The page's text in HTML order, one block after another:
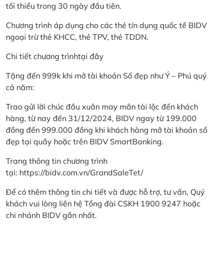
tối thiểu trong 30 ngày đầu tiên.
Chương trình áp dụng cho các thẻ tín dụng quốc tế BIDV
ngoại trừ thẻ KHCC, thẻ TPV, thẻ TDDN.
Chi tiết chương trìnhtại đây
Tặng đến 999k khi mở tài khoản Số đẹp như Ý – Phú quý
cả năm:
Trao gửi lời chúc đầu xuân may mắn tài lộc đến khách
hàng, từ nay đến 31/12/2024, BIDV ngay từ 199.000
đồng đến 999.000 đồng khi khách hàng mở tài khoản số
đẹp tại quầy hoặc trên BIDV SmartBanking.
Trang thông tin chương trình
tại: https://bidv.com.vn/GrandSaleTet/
Để có thêm thông tin chi tiết và được hỗ trợ, tư vấn, Quý
khách vui lòng liên hệ Tổng đài CSKH 1900 9247 hoặc
chi nhánh BIDV gần nhất.